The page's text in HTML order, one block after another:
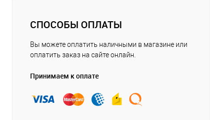
СПОСОБЫ ОПЛАТЫ
Вы можете оплатить наличными в магазине или
оплатить заказ на сайте онлайн.
Принимаем к оплате